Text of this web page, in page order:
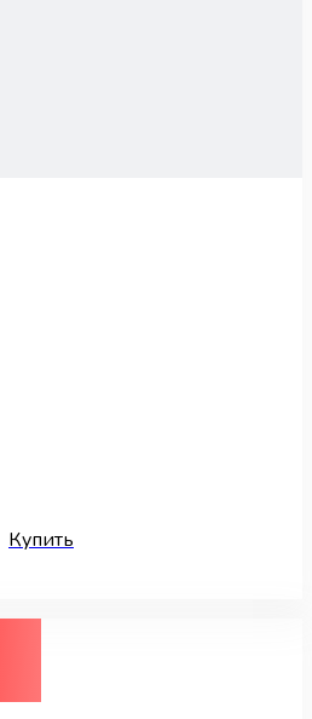
Купить